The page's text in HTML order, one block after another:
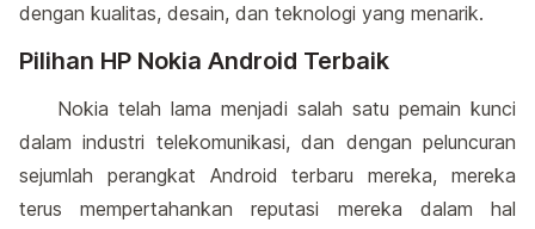
dengan kualitas, desain, dan teknologi yang menarik.
Pilihan HP Nokia Android Terbaik
Nokia telah lama menjadi salah satu pemain kunci
dalam industri telekomunikasi, dan dengan peluncuran
sejumlah perangkat Android terbaru mereka, mereka
terus mempertahankan reputasi mereka dalam hal